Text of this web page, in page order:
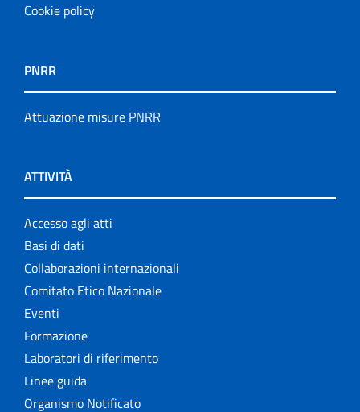
Cookie policy
PNRR
Attuazione misure PNRR
ATTIVITÀ
Accesso agli atti
Basi di dati
Collaborazioni internazionali
Comitato Etico Nazionale
Eventi
Formazione
Laboratori di riferimento
Linee guida
Organismo Notificato